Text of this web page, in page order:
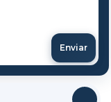
Enviar